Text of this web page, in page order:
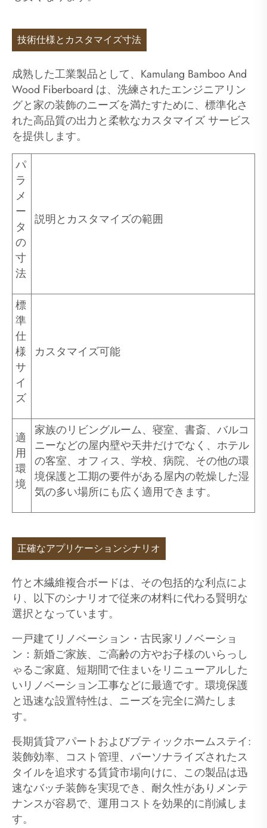
技術仕様とカスタマイズ寸法
成熟した工業製品として、Kamulang Bamboo And
Wood Fiberboard は、洗練されたエンジニアリン
グと家の装飾のニーズを満たすために、標準化さ
れた高品質の出力と柔軟なカスタマイズ サービス
を提供します。
パ
ラ
メ
ー
タ
の
寸
法
説明とカスタマイズの範囲
標
準
仕
様
サ
イ
ズ
カスタマイズ可能
適
用
環
境
家族のリビングルーム、寝室、書斎、バルコ
ニーなどの屋内壁や天井だけでなく、ホテル
の客室、オフィス、学校、病院、その他の環
境保護と工期の要件がある屋内の乾燥した湿
気の多い場所にも広く適用できます。
正確なアプリケーションシナリオ
竹と木繊維複合ボードは、その包括的な利点によ
り、以下のシナリオで従来の材料に代わる賢明な
選択となっています。
一戸建てリノベーション・古民家リノベーショ
ン：新婚ご家族、ご高齢の方やお子様のいらっし
ゃるご家庭、短期間で住まいをリニューアルした
いリノベーション工事などに最適です。環境保護
と迅速な設置特性は、ニーズを完全に満たしま
す。
長期賃貸アパートおよびブティックホームステイ:
装飾効率、コスト管理、パーソナライズされたス
タイルを追求する賃貸市場向けに、この製品は迅
速なバッチ装飾を実現でき、耐久性がありメンテ
ナンスが容易で、運用コストを効果的に削減しま
す。